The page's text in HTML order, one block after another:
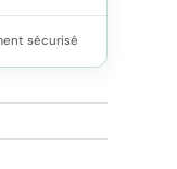
sécurisé